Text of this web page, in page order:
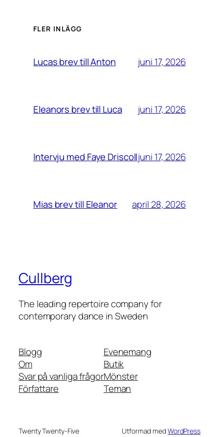
FLER INLÄGG
Lucas brev till Anton juni 17, 2026
Eleanors brev till Luca juni 17, 2026
Intervju med Faye Driscolljuni 17, 2026
Mias brev till Eleanor april 28, 2026
Cullberg
The leading repertoire company for
contemporary dance in Sweden
Blogg
Om
Svar på vanliga frågor
Författare
Evenemang
Butik
Mönster
Teman
Twenty Twenty-Five Utformad medWordPress